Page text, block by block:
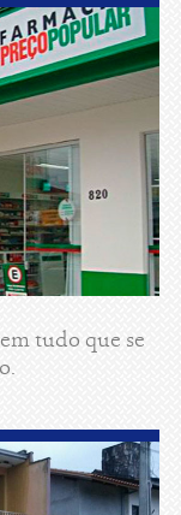
tudo que se